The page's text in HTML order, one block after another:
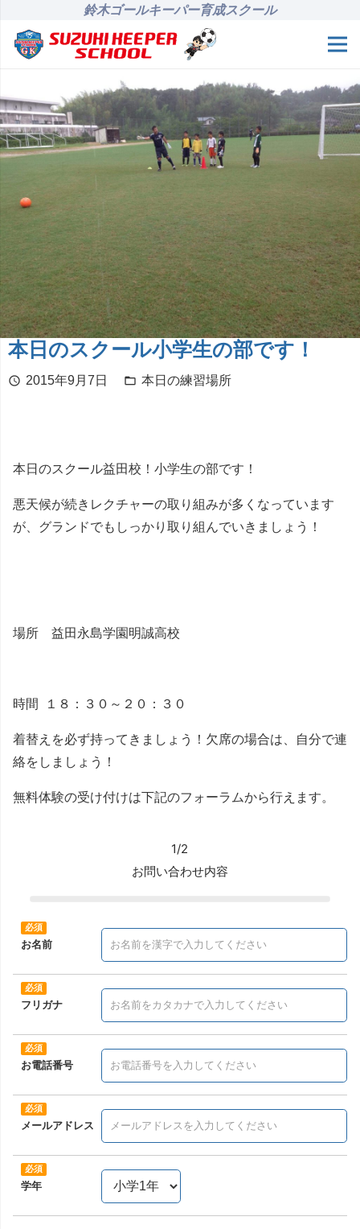
鈴木ゴールキーパー育成スクール
本日のスクール小学生の部です！
schedule 2015年9月7日 folder_open 本日の練習場所
本日のスクール益田校！小学生の部です！
悪天候が続きレクチャーの取り組みが多くなっています
が、グランドでもしっかり取り組んでいきましょう！
場所 益田永島学園明誠高校
時間 １８：３０～２０：３０
着替えを必ず持ってきましょう！欠席の場合は、自分で連
絡をしましょう！
無料体験の受け付けは下記のフォーラムから行えます。
1/2
お問い合わせ内容
お名前
フリガナ
お電話番号
メールアドレス
学年